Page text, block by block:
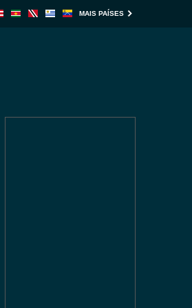
MAIS PAÍSES